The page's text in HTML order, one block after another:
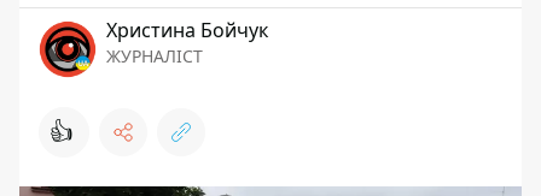
Христина Бойчук
ЖУРНАЛІСТ
👍